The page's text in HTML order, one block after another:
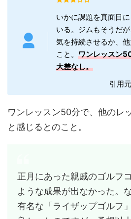
いかに課題を真面目
いる。ジムもそうだ
気を持続させるか、
こと。 ワンレッスン
大差なし。
引用元
ワンレッスン50分で、他のレ
と感じるとのこと。
正月にあった親戚のゴルフ
ような成果が出なかった。
有名な「ライザップゴルフ